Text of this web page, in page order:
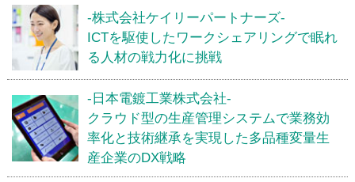
-株式会社ケイリーパートナーズ-
ICTを駆使したワークシェアリングで眠れ
る人材の戦力化に挑戦
-日本電鍍工業株式会社-
クラウド型の生産管理システムで業務効
率化と技術継承を実現した多品種変量生
産企業のDX戦略